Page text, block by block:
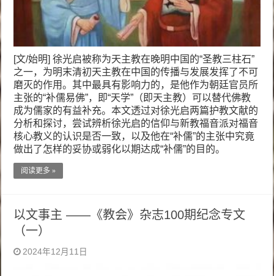
[文/始明] 徐光启被称为天主教在晚明中国的“圣教三柱石”
之一，为明末清初天主教在中国的传播与发展发挥了不可
磨灭的作用。其中最具有影响力的，是他作为朝廷官员所
主张的“补儒易佛”，即“天学”（即天主教）可以替代佛教
成为儒家的有益补充。本文透过对徐光启两篇护教文献的
分析和探讨，尝试辨析徐光启的信仰与新教福音派对福音
核心教义的认识是否一致，以及他在“补儒”的主张中究竟
做出了怎样的妥协或弱化以期达成“补儒”的目的。
阅读更多 »
以文事主 ——《教会》杂志100期纪念专文
（一）
2024年12月11日